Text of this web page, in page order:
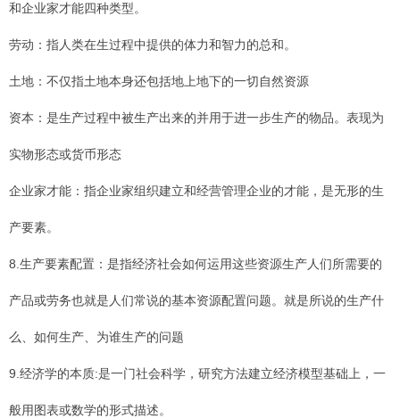
和企业家才能四种类型。
劳动：指人类在生过程中提供的体力和智力的总和。
土地：不仅指土地本身还包括地上地下的一切自然资源
资本：是生产过程中被生产出来的并用于进一步生产的物品。表现为
实物形态或货币形态
企业家才能：指企业家组织建立和经营管理企业的才能，是无形的生
产要素。
8.生产要素配置：是指经济社会如何运用这些资源生产人们所需要的
产品或劳务也就是人们常说的基本资源配置问题。就是所说的生产什
么、如何生产、为谁生产的问题
9.经济学的本质:是一门社会科学，研究方法建立经济模型基础上，一
般用图表或数学的形式描述。